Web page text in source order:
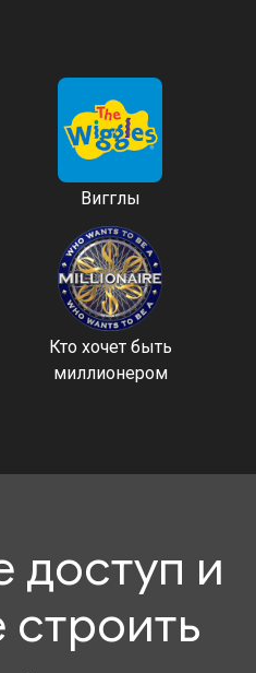
Вигглы
Кто хочет быть
миллионером
доступ и
строить